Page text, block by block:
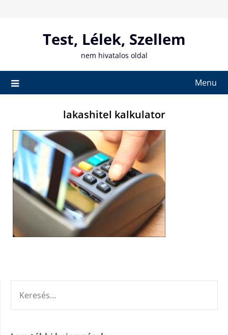
Test, Lélek, Szellem
nem hivatalos oldal
Menu
lakashitel kalkulator